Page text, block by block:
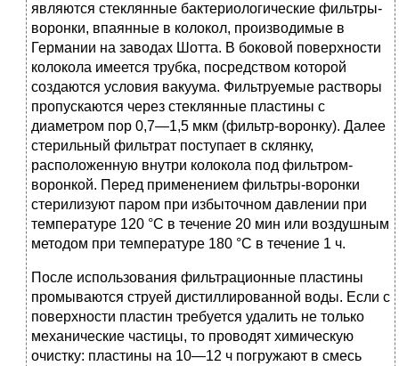
являются стеклянные бактериологические фильтры-
воронки, впаянные в колокол, производимые в
Германии на заводах Шотта. В боковой поверхности
колокола имеется трубка, посредством которой
создаются условия вакуума. Фильтруемые растворы
пропускаются через стеклянные пластины с
диаметром пор 0,7—1,5 мкм (фильтр-воронку). Далее
стерильный фильтрат поступает в склянку,
расположенную внутри колокола под фильтром-
воронкой. Перед применением фильтры-воронки
стерилизуют паром при избыточном давлении при
температуре 120 °С в течение 20 мин или воздушным
методом при температуре 180 °С в течение 1 ч.
После использования фильтрационные пластины
промываются струей дистиллированной воды. Если с
поверхности пластин требуется удалить не только
механические частицы, то проводят химическую
очистку: пластины на 10—12 ч погружают в смесь